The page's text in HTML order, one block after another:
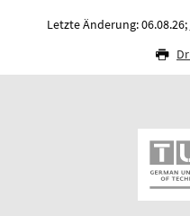
Letzte Änderung: 06.08.26;